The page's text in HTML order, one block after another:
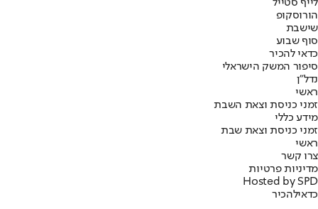
לייף סטייל
הורוסקופ
שישבת
סוף שבוע
כדאי להכיר
סיפור המשק הישראלי
נדל"ן
ראשי
זמני כניסת וצאת השבת
מידע כללי
זמני כניסת וצאת שבת
ראשי
צרו קשר
מדיניות פרטיות
Hosted by SPD
כדאילהכיר